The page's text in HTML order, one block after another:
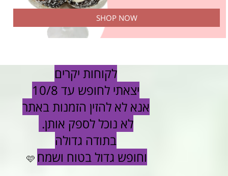
SHOP NOW
לקוחות יקרים
יצאתי לחופש עד 10/8
אנא לא להזין הזמנות באתר
לא נוכל לספק אותן.
בתודה גדולה
וחופש גדול בטוח ושמח